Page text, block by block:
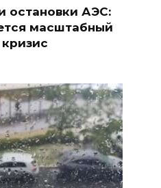
остановки АЭС:
масштабный